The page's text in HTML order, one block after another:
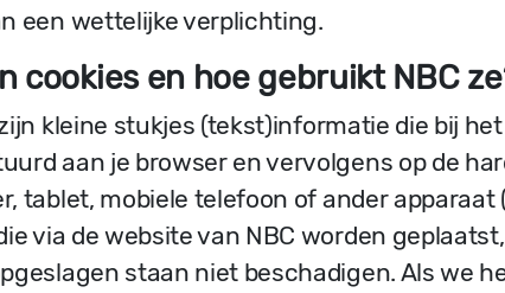
een wettelijke verplichting.
cookies en hoe gebruikt NBC
kleine stukjes (tekst)informatie die bij
aan je browser en vervolgens op de
tablet, mobiele telefoon of ander apparaat
via de website van NBC worden
staan niet beschadigen. Als we